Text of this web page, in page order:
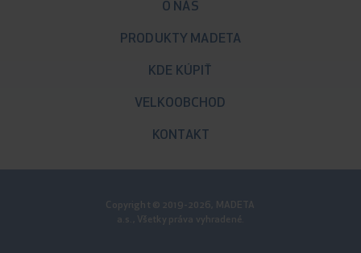
O NÁS
PRODUKTY MADETA
KDE KÚPIŤ
VELKOOBCHOD
KONTAKT
Copyright © 2019-2026, MADETA
a.s., Všetky práva vyhradené.